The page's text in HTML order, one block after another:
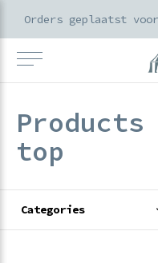
top
Categories